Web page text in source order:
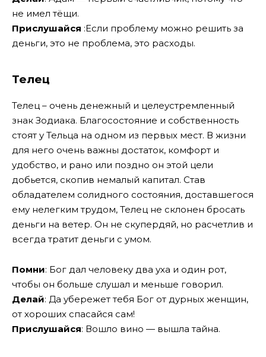
не имел тёщи.
Прислушайся :Если проблему можно решить за
деньги, это не проблема, это расходы.
Телец
Телец – очень денежный и целеустремленный
знак Зодиака. Благосостояние и собственность
стоят у Тельца на одном из первых мест. В жизни
для него очень важны достаток, комфорт и
удобство, и рано или поздно он этой цели
добьется, скопив немалый капитал. Став
обладателем солидного состояния, доставшегося
ему нелегким трудом, Телец не склонен бросать
деньги на ветер. Он не скупердяй, но расчетлив и
всегда тратит деньги с умом.
Помни: Бог дал человеку два уха и один рот,
чтобы он больше слушал и меньше говорил.
Делай: Да убережет тебя Бог от дурных женщин,
от хороших спасайся сам!
Прислушайся: Вошло вино — вышла тайна.